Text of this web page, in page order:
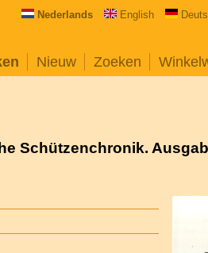
Nederlands English
Nieuw Zoeken
Schützenchronik.